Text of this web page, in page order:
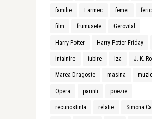
familie Farmec femei
film frumusete Gerovital
Harry Potter Harry Potter Friday
intalnire iubire Iza J. K.
Marea Dragoste masina
Opera parinti poezie
recunostinta relatie Simona